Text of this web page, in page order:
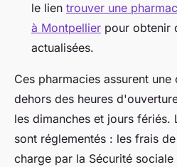
le lien trouver une
à Montpellier pour obtenir
actualisées.
Ces pharmacies assurent
dehors des heures
les dimanches et jours fériés.
sont réglementés : les frais
charge par la Sécurité